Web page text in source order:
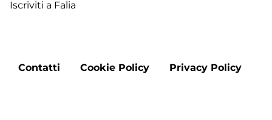
Iscriviti a Falia
Footer
Contatti Cookie Policy Privacy Policy